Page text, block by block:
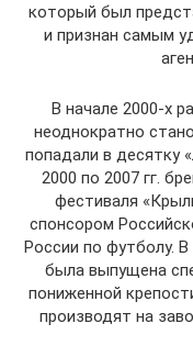
который был
и признан самым
В начале 2000-х
неоднократно
попадали в десятку
2000 по 2007 гг.
фестиваля
спонсором
России по футболу.
была выпущена
пониженной
производят на